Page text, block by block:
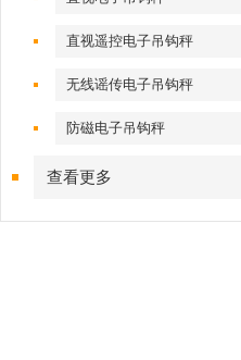
直视遥控电子吊钩秤
无线谣传电子吊钩秤
防磁电子吊钩秤
查看更多